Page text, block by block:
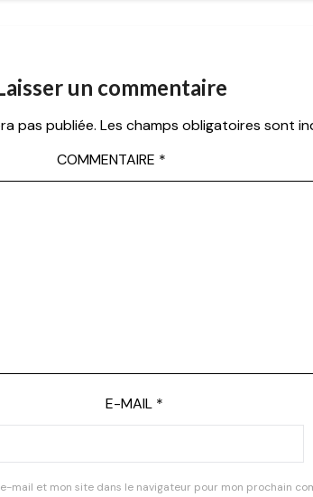
un commentaire
pas publiée. Les champs obligatoires sont
COMMENTAIRE *
E-MAIL *
mail et mon site dans le navigateur pour mon prochain